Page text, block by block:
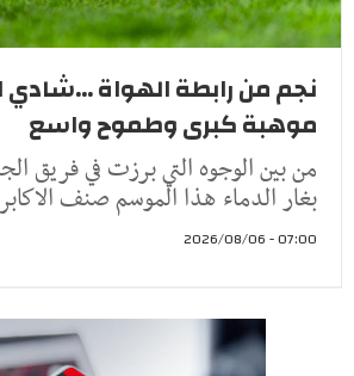
نجم من رابطة الهواة ...شادي
موهبة كبرى وطموح واسع
من بين الوجوه التي برزت في فريق
بغار الدماء هذا الموسم صنف
07:00 - 2026/08/06